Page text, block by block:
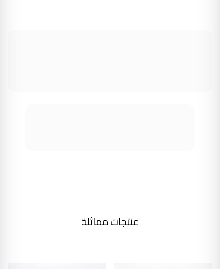
منتجات مماثلة